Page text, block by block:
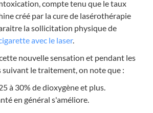
compte tenu que le taux
créé par la cure de lasérothérapie
la sollicitation physique de
avec le laser.
nouvelle sensation et pendant les
suivant le traitement, on note que :
à 30% de dioxygène et plus.
en général s'améliore.